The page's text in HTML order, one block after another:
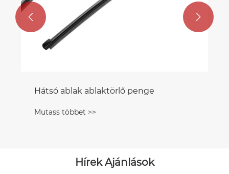
Hátsó ablak ablaktörlő penge
Mutass többet >>
 
Hírek Ajánlások